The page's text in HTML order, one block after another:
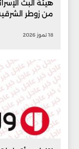
هيئة البث
من زوطر
18 تموز 2026